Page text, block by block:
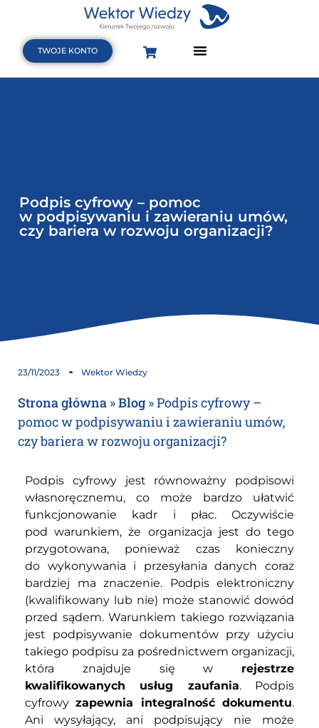
TWOJE KONTO
Podpis cyfrowy – pomoc
w podpisywaniu i zawieraniu umów,
czy bariera w rozwoju organizacji?
23/11/2023 Wektor Wiedzy
Strona główna »Blog»Podpis cyfrowy –
pomoc w podpisywaniu i zawieraniu umów,
czy bariera w rozwoju organizacji?
Podpis cyfrowy jest równoważny podpisowi
własnoręcznemu, co może bardzo ułatwić
funkcjonowanie kadr i płac. Oczywiście
pod warunkiem, że organizacja jest do tego
przygotowana, ponieważ czas konieczny
do wykonywania i przesyłania danych coraz
bardziej ma znaczenie. Podpis elektroniczny
(kwalifikowany lub nie) może stanowić dowód
przed sądem. Warunkiem takiego rozwiązania
jest podpisywanie dokumentów przy użyciu
takiego podpisu za pośrednictwem organizacji,
która znajduje się w rejestrze
kwalifikowanych usług zaufania.
Podpis
cyfrowyzapewnia integralność dokumentu.
Ani wysyłający, ani podpisujący nie może